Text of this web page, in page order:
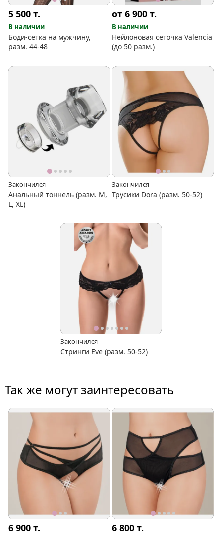
5 500т.
В наличии
Боди-сетка на мужчину,
разм. 44-48
от 6 900т.
В наличии
Нейлоновая сеточка Valencia
(до 50 разм.)
Закончился
Анальный тоннель (разм. М,
L, XL)
Закончился
Трусики Dora (разм. 50-52)
Закончился
Стринги Eve (разм. 50-52)
Так же могут заинтересовать
6 900т. 6 800т.